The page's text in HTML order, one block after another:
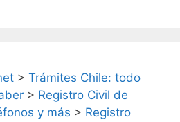
>Trámites Chile: todo
> Registro Civil de
y más > Registro